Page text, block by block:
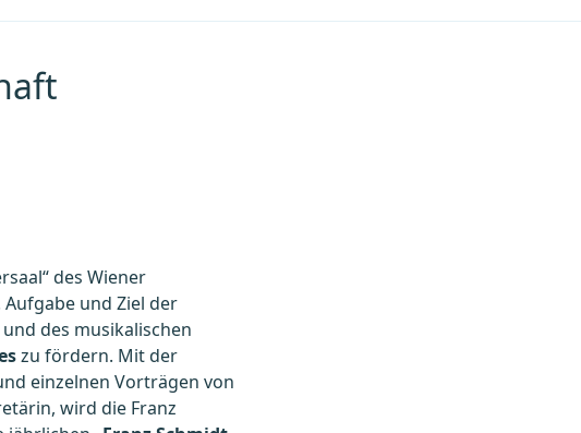
des Wiener
und Ziel der
des musikalischen
zu fördern. Mit der
einzelnen Vorträgen von
wird die Franz